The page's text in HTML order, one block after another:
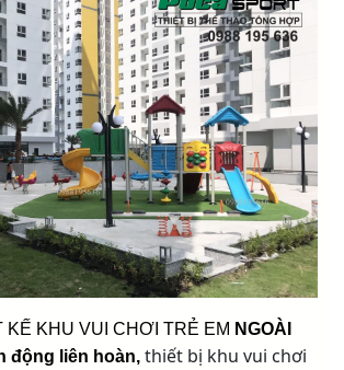
KẾ KHU VUI CHƠI TRẺ EM NGOÀI
động liên hoàn, thiết bị khu vui chơi